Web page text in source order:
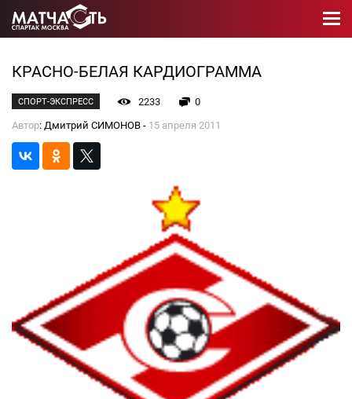
КРАСНО-БЕЛАЯ КАРДИОГРАММА
СПОРТ-ЭКСПРЕСС 2233
0
Автор: Дмитрий СИМОНОВ - 15 апреля 2011